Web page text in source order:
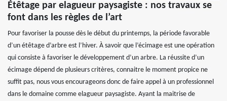
Étêtage par elagueur paysagiste : nos travaux se
font dans les règles de l’art
Pour favoriser la pousse dès le début du printemps, la période favorable
d’un étêtage d’arbre est l’hiver. À savoir que l’écimage est une opération
qui consiste à favoriser le développement d’un arbre. La réussite d’un
écimage dépend de plusieurs critères, connaitre le moment propice ne
suffit pas, nous vous encourageons donc de faire appel à un professionnel
dans le domaine comme elagueur paysagiste. Ayant la maitrise de